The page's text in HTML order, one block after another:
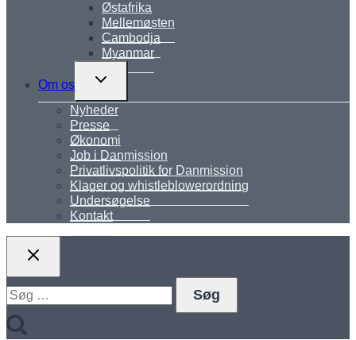
Østafrika
Mellemøsten
Cambodja
Myanmar
Om os
Skift
Nyheder
Presse
Økonomi
Job i Danmission
Privatlivspolitik for Danmission
Klager og whistleblowerordning
Undersøgelse
Kontakt
Søg
efter: